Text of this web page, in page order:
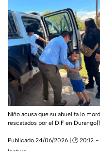
Niño acusa que su abuelita lo
rescatados por el DIF en
Publicado 24/06/2026 | 🕑 20:12